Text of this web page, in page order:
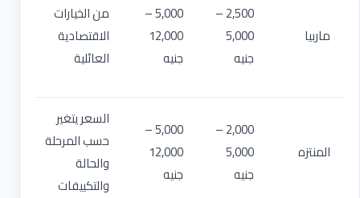
ماربيا
2,500 –
5,000
جنيه
5,000 –
12,000
جنيه
من الخيارات
الاقتصادية
العائلية
المنتزه
2,000 –
5,000
جنيه
5,000 –
12,000
جنيه
السعر يتغير
حسب المرحلة
والحالة
والتكييفات